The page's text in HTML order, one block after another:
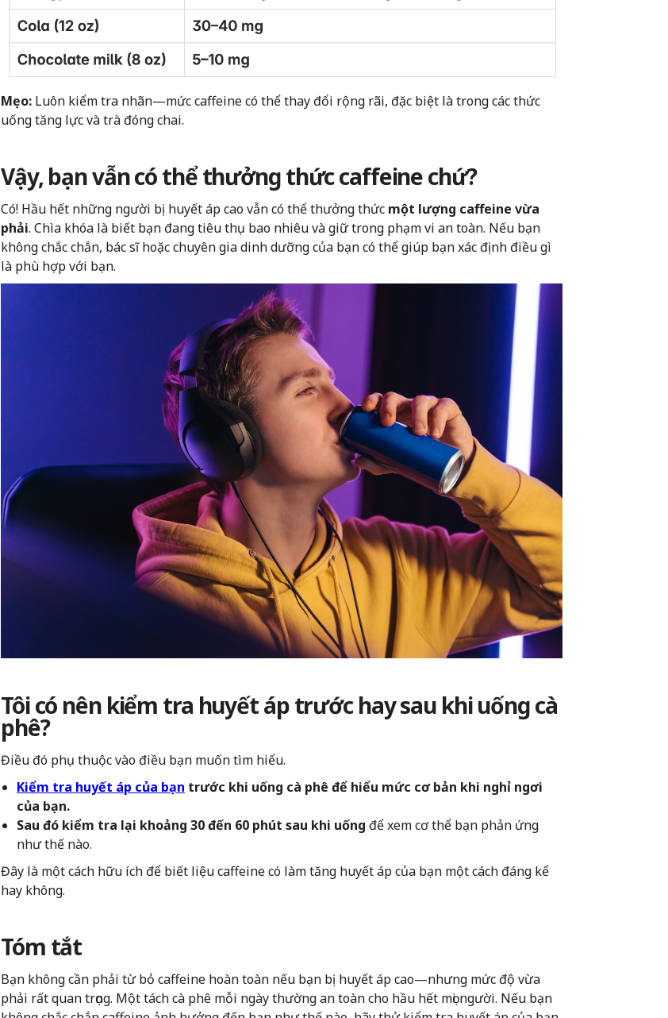
Mẹo:Luôn kiểm tra nhãn—mức caffeine có thể thay đổi rộng rãi, đặc biệt là trong các thức
uống tăng lực và trà đóng chai.
Vậy, bạn vẫn có thể thưởng thức caffeine chứ?
Có! Hầu hết những người bị huyết áp cao vẫn có thể thưởng thức một lượng caffeine vừa
phải. Chìa khóa là biết bạn đang tiêu thụ bao nhiêu và giữ trong phạm vi an toàn. Nếu bạn
không chắc chắn, bác sĩ hoặc chuyên gia dinh dưỡng của bạn có thể giúp bạn xác định điều gì
là phù hợp với bạn.
Tôi có nên kiểm tra huyết áp trước hay sau khi uống cà
phê?
Điều đó phụ thuộc vào điều bạn muốn tìm hiểu.
Kiểm tra huyết áp của bạn trước khi uống cà phê để hiểu mức cơ bản khi nghỉ ngơi
của bạn.
Sau đó kiểm tra lại khoảng 30 đến 60 phút sau khi uống để xem cơ thể bạn phản ứng
như thế nào.
Đây là một cách hữu ích để biết liệu caffeine có làm tăng huyết áp của bạn một cách đáng kể
hay không.
Tóm tắt
Bạn không cần phải từ bỏ caffeine hoàn toàn nếu bạn bị huyết áp cao—nhưng mức độ vừa
phải rất quan trọng. Một tách cà phê mỗi ngày thường an toàn cho hầu hết mọi người. Nếu bạn